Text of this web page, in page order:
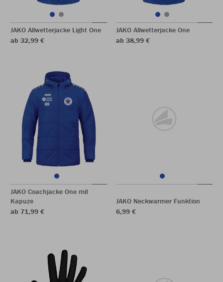
JAKO Allwetterjacke Light One
ab 32,99 €
JAKO Allwetterjacke One
ab 38,99 €
JAKO Coachjacke One mit
Kapuze
ab 71,99 €
JAKO Neckwarmer Funktion
6,99 €